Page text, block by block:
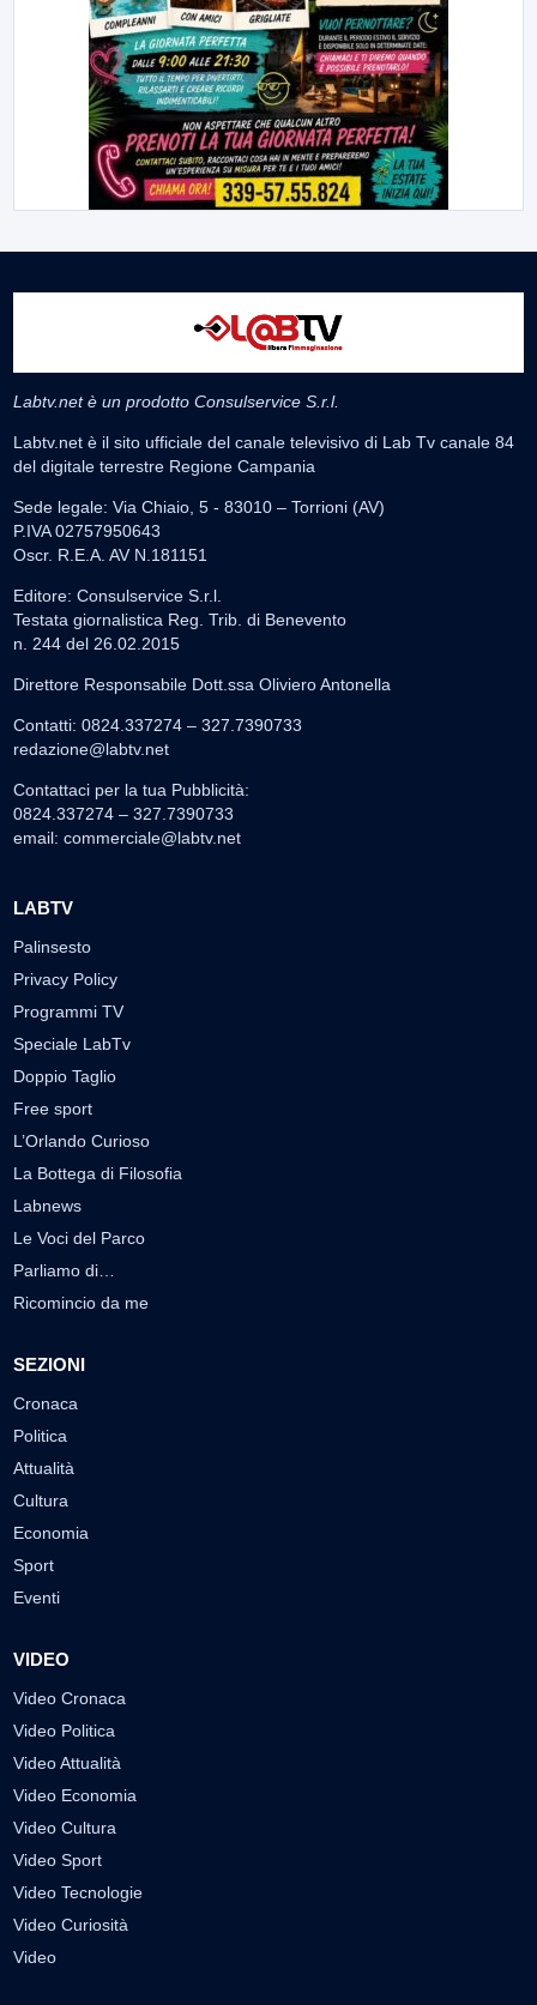
Labtv.net è un prodotto Consulservice S.r.l.
Labtv.net è il sito ufficiale del canale televisivo di Lab Tv canale 84
del digitale terrestre Regione Campania
Sede legale: Via Chiaio, 5 - 83010 – Torrioni (AV)
P.IVA 02757950643
Oscr. R.E.A. AV N.181151
Editore: Consulservice S.r.l.
Testata giornalistica Reg. Trib. di Benevento
n. 244 del 26.02.2015
Direttore Responsabile Dott.ssa Oliviero Antonella
Contatti: 0824.337274 – 327.7390733
redazione@labtv.net
Contattaci per la tua Pubblicità:
0824.337274 – 327.7390733
email: commerciale@labtv.net
LABTV
Palinsesto
Privacy Policy
Programmi TV
Speciale LabTv
Doppio Taglio
Free sport
L’Orlando Curioso
La Bottega di Filosofia
Labnews
Le Voci del Parco
Parliamo di…
Ricomincio da me
SEZIONI
Cronaca
Politica
Attualità
Cultura
Economia
Sport
Eventi
VIDEO
Video Cronaca
Video Politica
Video Attualità
Video Economia
Video Cultura
Video Sport
Video Tecnologie
Video Curiosità
Video